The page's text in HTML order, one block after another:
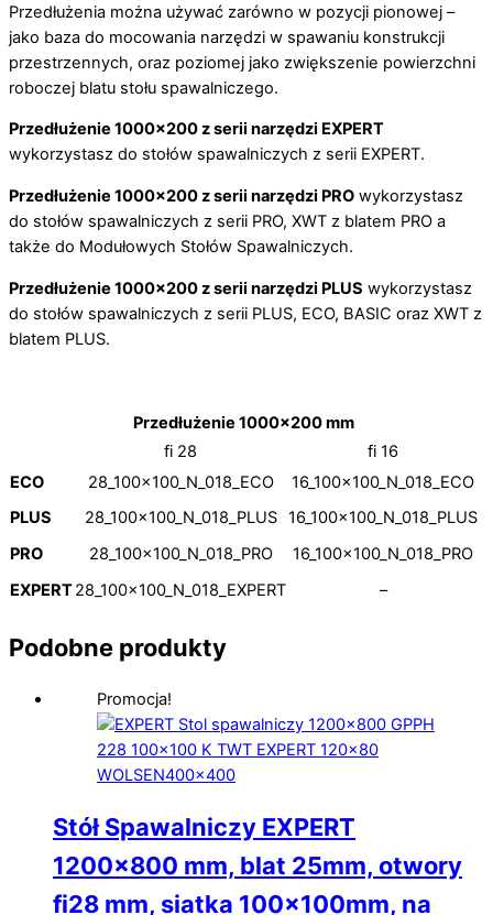
Przedłużenia można używać zarówno w pozycji pionowej –
jako baza do mocowania narzędzi w spawaniu konstrukcji
przestrzennych, oraz poziomej jako zwiększenie powierzchni
roboczej blatu stołu spawalniczego.
Przedłużenie 1000×200 z serii narzędzi EXPERT
wykorzystasz do stołów spawalniczych z serii EXPERT.
Przedłużenie 1000×200 z serii narzędzi PRO wykorzystasz
do stołów spawalniczych z serii PRO, XWT z blatem PRO a
także do Modułowych Stołów Spawalniczych.
Przedłużenie 1000×200 z serii narzędzi PLUS wykorzystasz
do stołów spawalniczych z serii PLUS, ECO, BASIC oraz XWT z
blatem PLUS.
Przedłużenie 1000×200 mm
fi 28
fi 16
ECO
28_100x100_N_018_ECO
16_100x100_N_018_ECO
PLUS
28_100x100_N_018_PLUS 16_100x100_N_018_PLUS
PRO
28_100x100_N_018_PRO
16_100x100_N_018_PRO
EXPERT28_100x100_N_018_EXPERT –
Podobne produkty
Promocja!
Stół Spawalniczy EXPERT
1200×800 mm, blat 25mm, otwory
fi28 mm, siatka 100x100mm, na